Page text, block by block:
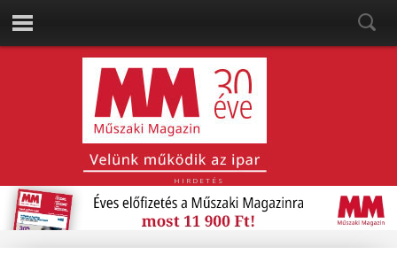
HIRDETÉS